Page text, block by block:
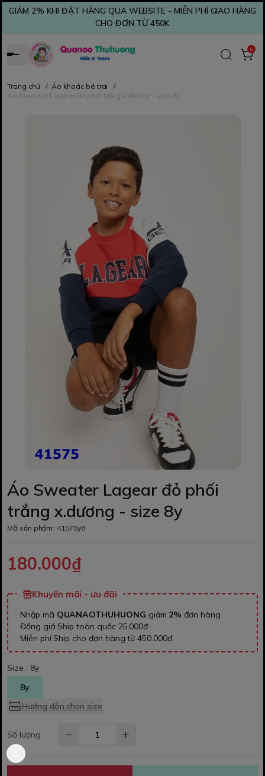
GIẢM 2% KHI ĐẶT HÀNG QUA WEBSITE - MIỄN PHÍ GIAO HÀNG
CHO ĐƠN TỪ 450K
0
Trang chủ / Áo khoác bé trai
/
Áo Sweater Lagear đỏ phối trắng x.dương - size 8y
Áo Sweater Lagear đỏ phối
trắng x.dương - size 8y
Mã sản phẩm: 41575y8
180.000₫
Khuyến mãi - ưu đãi
Nhập mã QUANAOTHUHUONG giảm 2% đơn hàng
Đồng giá Ship toàn quốc 25.000đ
Miễn phí Ship cho đơn hàng từ 450.000đ
Size : 8y
8y
Hướng dẫn chọn size
Số lượng